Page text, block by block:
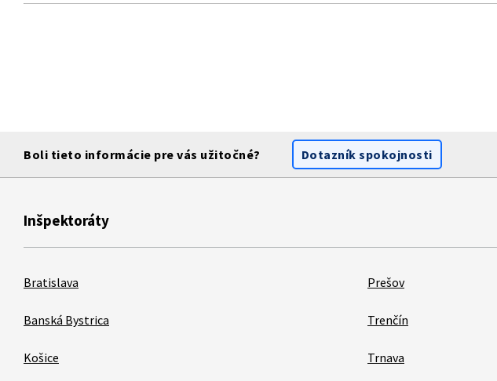
Boli tieto informácie pre vás užitočné? Dotazník spokojnosti
Inšpektoráty
Bratislava
Banská Bystrica
Košice
Prešov
Trenčín
Trnava